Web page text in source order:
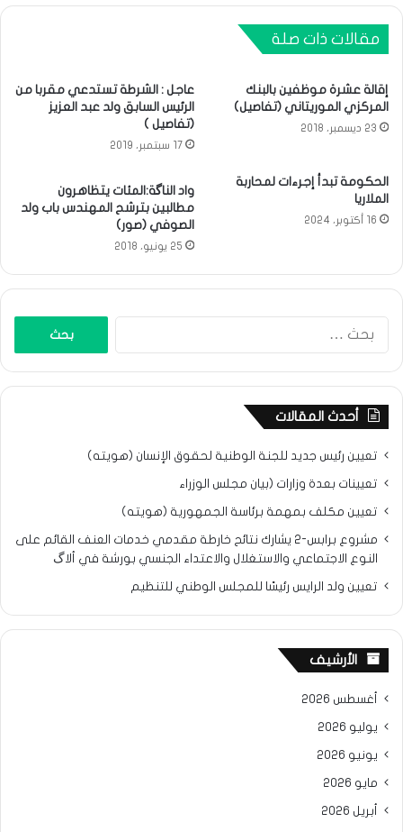
مقالات ذات صلة
إقالة عشرة موظفين بالبنك
المركزي الموريتاني (تفاصيل)
23 ديسمبر، 2018
عاجل : الشرطة تستدعي مقربا من
الرئيس السابق ولد عبد العزيز
(تفاصيل )
17 سبتمبر، 2019
الحكومة تبدأ إجرءات لمحاربة
الملاريا
16 أكتوبر، 2024
واد الناگة:المئات يتظاهرون
مطالبين بترشح المهندس باب ولد
الصوفي (صور)
25 يونيو، 2018
أحدث المقالات
تعيين رئيس جديد للجنة الوطنية لحقوق الإنسان (هويته)
تعيينات بعدة وزارات (بيان مجلس الوزراء
تعيين مكلف بمهمة برئاسة الجمهورية (هويته)
مشروع برابس-2 يشارك نتائح خارطة مقدمي خدمات العنف القائم على
النوع الاجتماعي والاستغلال والاعتداء الجنسي بورشة في ألاگ
تعيين ولد الرايس رئيسًا للمجلس الوطني للتنظيم
الأرشيف
أغسطس 2026
يوليو 2026
يونيو 2026
مايو 2026
أبريل 2026